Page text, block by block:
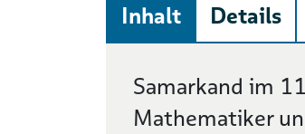
Inhalt Details
Samarkand im
Mathematiker